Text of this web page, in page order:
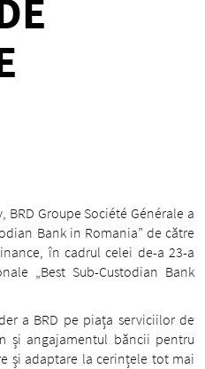
BRD Groupe Société Générale a
Bank in Romania” de către
în cadrul celei de-a 23-a
„Best Sub-Custodian Bank
a BRD pe piața serviciilor de
și angajamentul băncii pentru
și adaptare la cerințele tot mai